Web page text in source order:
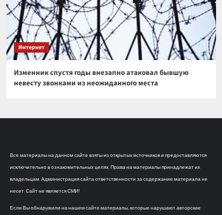
Интернет
Изменник спустя годы внезапно атаковал бывшую
невесту звонками из неожиданного места
Все материалы на данном сайте взяты из открытых источников и предоставляются
исключительно в ознакомительных целях. Права на материалы принадлежат их
владельцам. Администрация сайта ответственности за содержание материала не
несет. Сайт не является СМИ!
Если Вы обнаружили на нашем сайте материалы, которые нарушают авторские